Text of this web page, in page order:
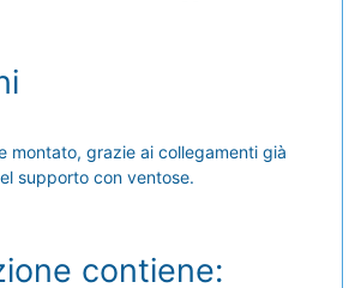
montato, grazie ai collegamenti già
supporto con ventose.
contiene: